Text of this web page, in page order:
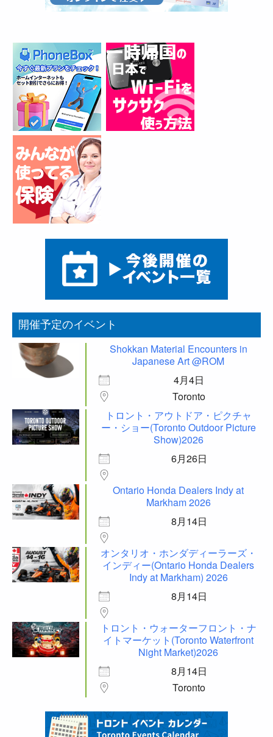
開催予定のイベント
Shokkan Material Encounters in
Japanese Art @ROM
4月4日
Toronto
トロント・アウトドア・ピクチャ
ー・ショー(Toronto Outdoor Picture
Show)2026
6月26日
Ontario Honda Dealers Indy at
Markham 2026
8月14日
オンタリオ・ホンダディーラーズ・
インディー(Ontario Honda Dealers
Indy at Markham) 2026
8月14日
トロント・ウォーターフロント・ナ
イトマーケット(Toronto Waterfront
Night Market)2026
8月14日
Toronto